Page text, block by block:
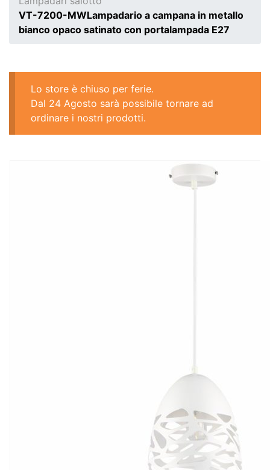
VT-7200-MWLampadario a campana in metallo
bianco opaco satinato con portalampada E27
Lo store è chiuso per ferie.
Dal 24 Agosto sarà possibile tornare ad
ordinare i nostri prodotti.